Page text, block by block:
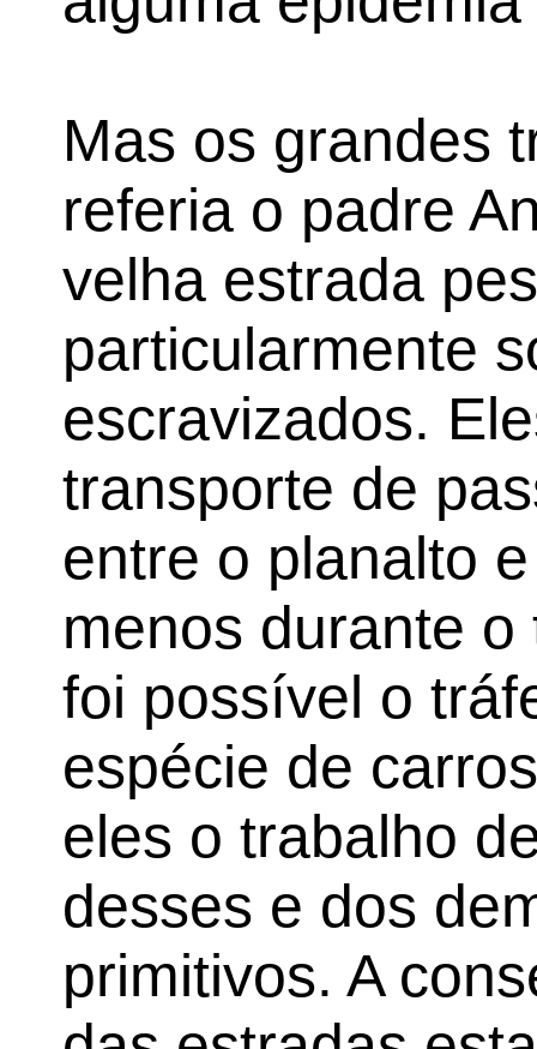
Mas os grandes
referia o padre
velha estrada
particularmente
escravizados.
transporte de
entre o planalto
menos durante
foi possível o
espécie de
eles o trabalho
desses e dos
primitivos. A